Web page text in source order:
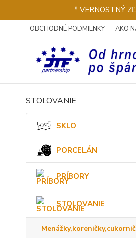
* VERNOSTNÝ
OBCHODNÉ PODMIENKY AKO
STOLOVANIE
SKLO
PORCELÁN
PRÍBORY
STOLOVANIE